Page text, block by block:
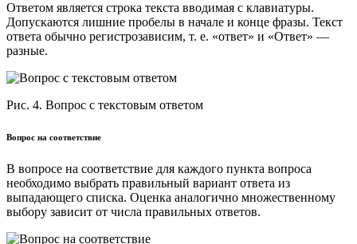
Ответом является строка текста вводимая с клавиатуры.
Допускаются лишние пробелы в начале и конце фразы. Текст
ответа обычно регистрозависим, т. е. «ответ» и «Ответ» —
разные.
Рис. 4. Вопрос с текстовым ответом
Вопрос на соответствие
В вопросе на соответствие для каждого пункта вопроса
необходимо выбрать правильный вариант ответа из
выпадающего списка. Оценка аналогично множественному
выбору зависит от числа правильных ответов.